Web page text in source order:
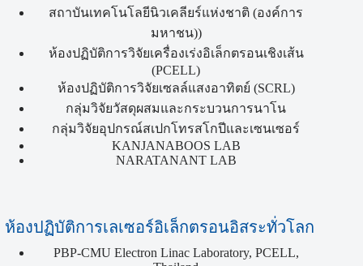
สถาบันเทคโนโลยีนิวเคลียร์แห่งชาติ (องค์การ
มหาชน))
ห้องปฏิบัติการวิจัยเครื่องเร่งอิเล็กตรอนเชิงเส้น
(PCELL)
ห้องปฏิบัติการวิจัยเซลล์แสงอาทิตย์ (SCRL)
กลุ่มวิจัยวัสดุผสมและกระบวนการนาโน
กลุ่มวิจัยอุปกรณ์สเปกโทรสโกปีและเซนเซอร์
KANJANABOOS LAB
NARATANANT LAB
ห้องปฏิบัติการเลเซอร์อิเล็กตรอนอิสระทั่วโลก
PBP-CMU Electron Linac Laboratory, PCELL,